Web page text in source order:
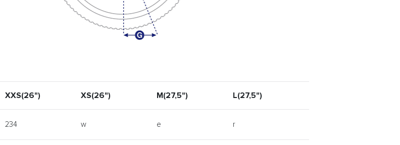
XXS(26") XS(26") M(27,5") L(27,5")
234 w e r